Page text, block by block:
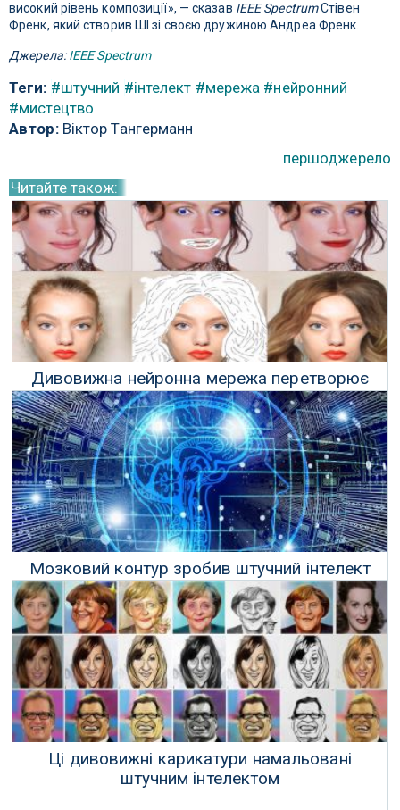
високий рівень композиції», — сказав IEEE SpectrumСтівен
Френк, який створив ШІ зі своєю дружиною Андреа Френк.
Джерела:IEEE Spectrum
Теги: #штучний #інтелект #мережа #нейронний
#мистецтво
Автор:Віктор Тангерманн
першоджерело
Читайте також:
Дивовижна нейронна мережа перетворює
каракулі в реалістичні зображення
31 Березня 2019 р.
Мозковий контур зробив штучний інтелект
набагато швидшим
14 Червня 2018 р.
Ці дивовижні карикатури намальовані
штучним інтелектом